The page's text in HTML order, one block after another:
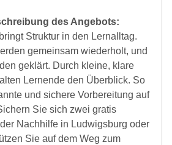
des Angebots:
Struktur in den Lernalltag.
gemeinsam wiederholt, und
geklärt. Durch kleine, klare
Lernende den Überblick. So
und sichere Vorbereitung auf
Sie sich zwei gratis
Nachhilfe in Ludwigsburg oder
Sie auf dem Weg zum